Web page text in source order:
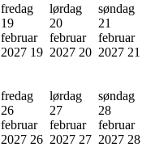
fredag
19
februar
2027 19
lørdag
20
februar
2027 20
søndag
21
februar
2027 21
fredag
26
februar
2027 26
lørdag
27
februar
2027 27
søndag
28
februar
2027 28